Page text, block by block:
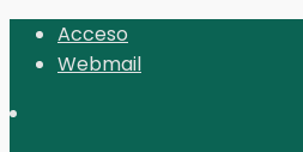
Acceso
Webmail